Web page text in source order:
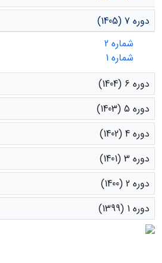
دوره 7 (1405)
شماره 2
شماره 1
دوره 6 (1404)
دوره 5 (1403)
دوره 4 (1402)
دوره 3 (1401)
دوره 2 (1400)
دوره 1 (1399)